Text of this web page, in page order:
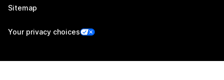
Sitemap
Your privacy choices